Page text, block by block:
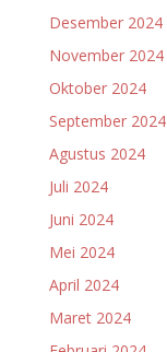
Desember 2024
November 2024
Oktober 2024
September 2024
Agustus 2024
Juli 2024
Juni 2024
Mei 2024
April 2024
Maret 2024